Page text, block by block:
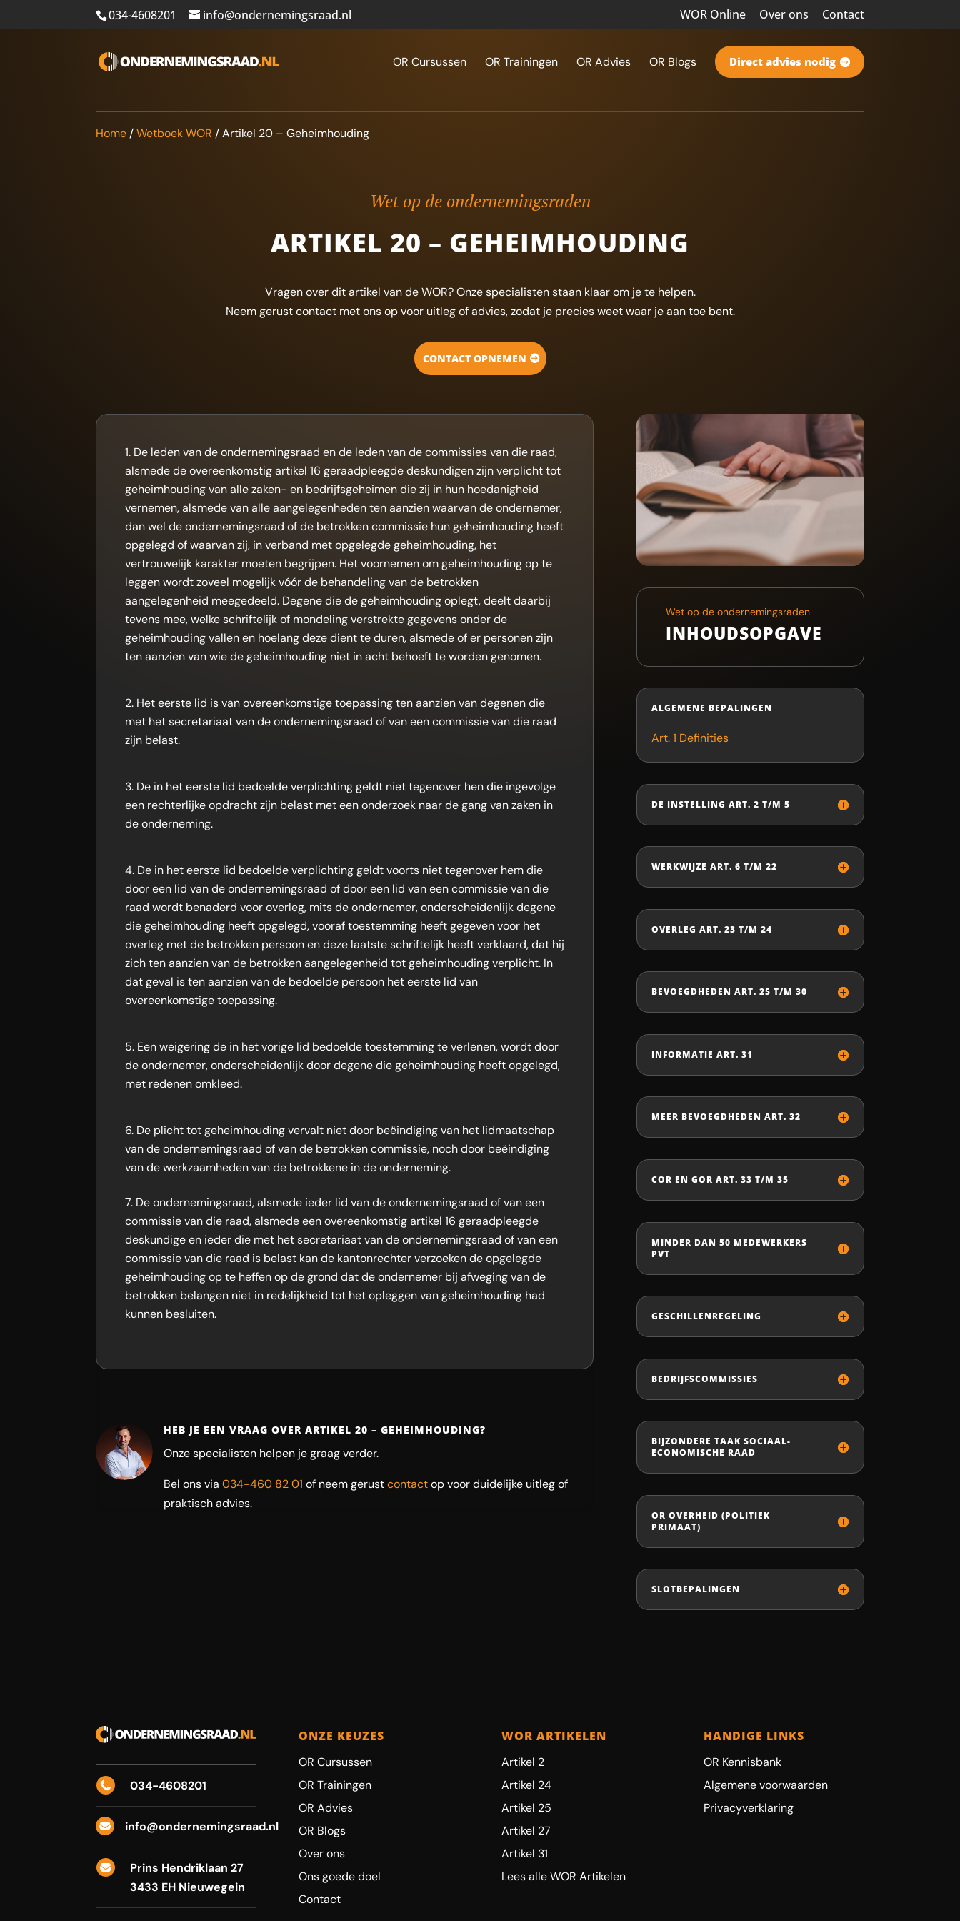
034-4608201 info@ondernemingsraad.nl WOR Online Over ons Contact
OR Cursussen OR Trainingen OR Advies OR Blogs Direct advies nodig
Home /Wetboek WOR /Artikel 20 – Geheimhouding
Wet op de ondernemingsraden
ARTIKEL 20 – GEHEIMHOUDING
Vragen over dit artikel van de WOR? Onze specialisten staan klaar om je te helpen.
Neem gerust contact met ons op voor uitleg of advies, zodat je precies weet waar je aan toe bent.
CONTACT OPNEMEN
De leden van de ondernemingsraad en de leden van de commissies van die raad,
alsmede de overeenkomstig artikel 16 geraadpleegde deskundigen zijn verplicht tot
geheimhouding van alle zaken- en bedrijfsgeheimen die zij in hun hoedanigheid
vernemen, alsmede van alle aangelegenheden ten aanzien waarvan de ondernemer,
dan wel de ondernemingsraad of de betrokken commissie hun geheimhouding heeft
opgelegd of waarvan zij, in verband met opgelegde geheimhouding, het
vertrouwelijk karakter moeten begrijpen. Het voornemen om geheimhouding op te
leggen wordt zoveel mogelijk vóór de behandeling van de betrokken
aangelegenheid meegedeeld. Degene die de geheimhouding oplegt, deelt daarbij
tevens mee, welke schriftelijk of mondeling verstrekte gegevens onder de
geheimhouding vallen en hoelang deze dient te duren, alsmede of er personen zijn
ten aanzien van wie de geheimhouding niet in acht behoeft te worden genomen.
Het eerste lid is van overeenkomstige toepassing ten aanzien van degenen die
met het secretariaat van de ondernemingsraad of van een commissie van die raad
zijn belast.
De in het eerste lid bedoelde verplichting geldt niet tegenover hen die ingevolge
een rechterlijke opdracht zijn belast met een onderzoek naar de gang van zaken in
de onderneming.
De in het eerste lid bedoelde verplichting geldt voorts niet tegenover hem die
door een lid van de ondernemingsraad of door een lid van een commissie van die
raad wordt benaderd voor overleg, mits de ondernemer, onderscheidenlijk degene
die geheimhouding heeft opgelegd, vooraf toestemming heeft gegeven voor het
overleg met de betrokken persoon en deze laatste schriftelijk heeft verklaard, dat hij
zich ten aanzien van de betrokken aangelegenheid tot geheimhouding verplicht. In
dat geval is ten aanzien van de bedoelde persoon het eerste lid van
overeenkomstige toepassing.
Een weigering de in het vorige lid bedoelde toestemming te verlenen, wordt door
de ondernemer, onderscheidenlijk door degene die geheimhouding heeft opgelegd,
met redenen omkleed.
De plicht tot geheimhouding vervalt niet door beëindiging van het lidmaatschap
van de ondernemingsraad of van de betrokken commissie, noch door beëindiging
van de werkzaamheden van de betrokkene in de onderneming.
De ondernemingsraad, alsmede ieder lid van de ondernemingsraad of van een
commissie van die raad, alsmede een overeenkomstig artikel 16 geraadpleegde
deskundige en ieder die met het secretariaat van de ondernemingsraad of van een
commissie van die raad is belast kan de kantonrechter verzoeken de opgelegde
geheimhouding op te heffen op de grond dat de ondernemer bij afweging van de
betrokken belangen niet in redelijkheid tot het opleggen van geheimhouding had
kunnen besluiten.
HEB JE EEN VRAAG OVER ARTIKEL 20 – GEHEIMHOUDING?
Onze specialisten helpen je graag verder.
Bel ons via034-460 82 01 of neem gerustcontactop voor duidelijke uitleg of
praktisch advies.
Wet op de ondernemingsraden
INHOUDSOPGAVE
ALGEMENE BEPALINGEN
Art. 1 Definities
DE INSTELLING ART. 2 T/M 5
WERKWIJZE ART. 6 T/M 22
OVERLEG ART. 23 T/M 24
BEVOEGDHEDEN ART. 25 T/M 30
INFORMATIE ART. 31
MEER BEVOEGDHEDEN ART. 32
COR EN GOR ART. 33 T/M 35
MINDER DAN 50 MEDEWERKERS
PVT
GESCHILLENREGELING
BEDRIJFSCOMMISSIES
BIJZONDERE TAAK SOCIAAL-
ECONOMISCHE RAAD
OR OVERHEID (POLITIEK
PRIMAAT)
SLOTBEPALINGEN
 034-4608201
 info@ondernemingsraad.nl

Prins Hendriklaan 27
3433 EH Nieuwegein
ONZE KEUZES
OR Cursussen
OR Trainingen
OR Advies
OR Blogs
Over ons
Ons goede doel
Contact
WOR ARTIKELEN
Artikel 2
Artikel 24
Artikel 25
Artikel 27
Artikel 31
Lees alle WOR Artikelen
HANDIGE LINKS
OR Kennisbank
Algemene voorwaarden
Privacyverklaring